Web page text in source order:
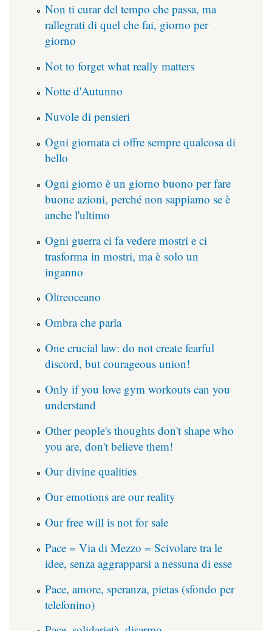
Non ti curar del tempo che passa, ma
rallegrati di quel che fai, giorno per
giorno
Not to forget what really matters
Notte d'Autunno
Nuvole di pensieri
Ogni giornata ci offre sempre qualcosa di
bello
Ogni giorno è un giorno buono per fare
buone azioni, perché non sappiamo se è
anche l'ultimo
Ogni guerra ci fa vedere mostri e ci
trasforma in mostri, ma è solo un
inganno
Oltreoceano
Ombra che parla
One crucial law: do not create fearful
discord, but courageous union!
Only if you love gym workouts can you
understand
Other people's thoughts don't shape who
you are, don't believe them!
Our divine qualities
Our emotions are our reality
Our free will is not for sale
Pace = Via di Mezzo = Scivolare tra le
idee, senza aggrapparsi a nessuna di esse
Pace, amore, speranza, pietas (sfondo per
telefonino)